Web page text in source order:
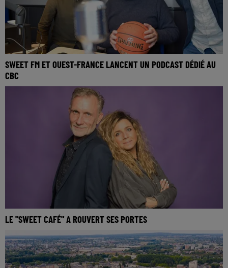
SWEET FM ET OUEST-FRANCE LANCENT UN PODCAST DÉDIÉ AU
CBC
LE "SWEET CAFÉ" A ROUVERT SES PORTES